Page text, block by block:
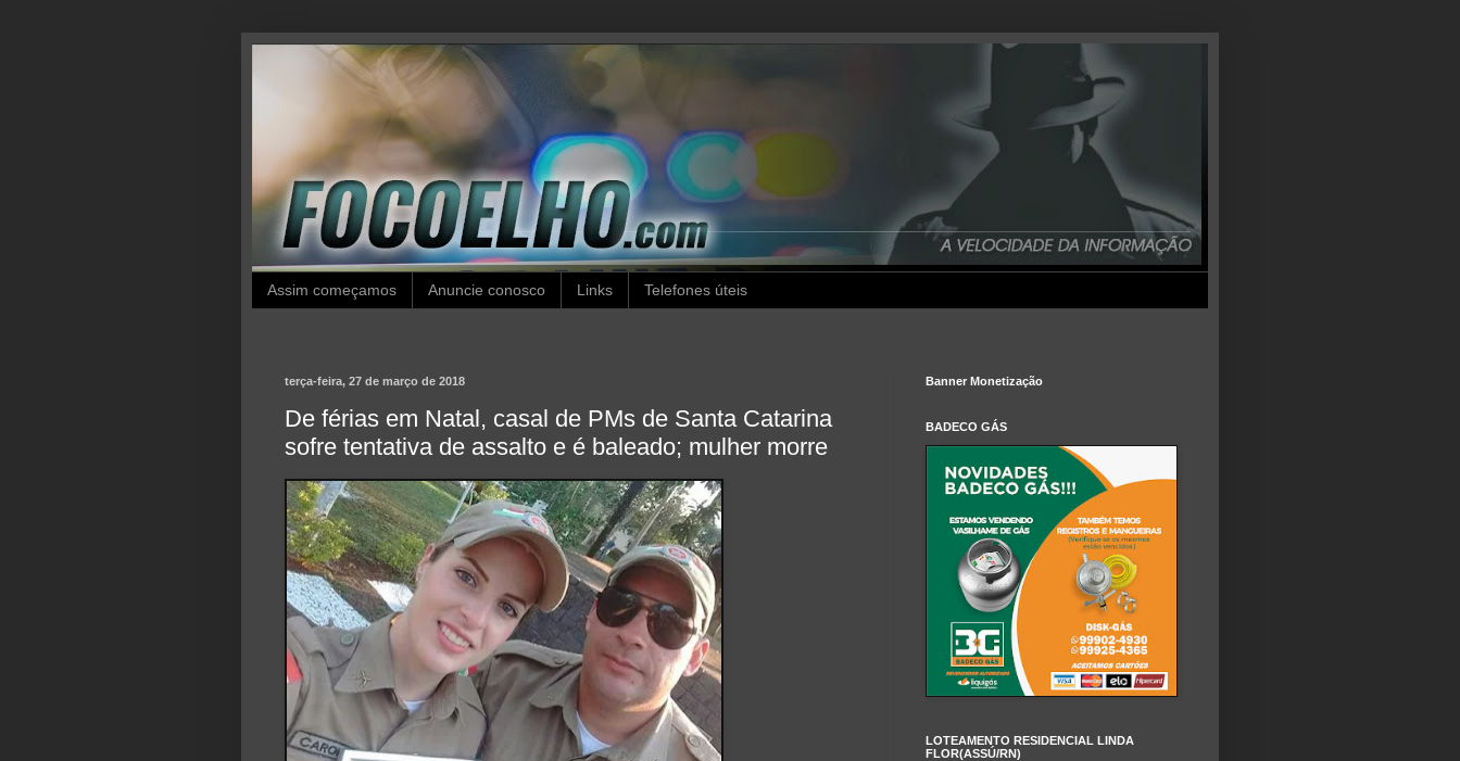
Assim começamos Anuncie conosco Links Telefones úteis
terça-feira, 27 de março de 2018
De férias em Natal, casal de PMs de Santa Catarina
sofre tentativa de assalto e é baleado; mulher morre
Banner Monetização
BADECO GÁS
LOTEAMENTO RESIDENCIAL LINDA
FLOR(ASSÚ/RN)